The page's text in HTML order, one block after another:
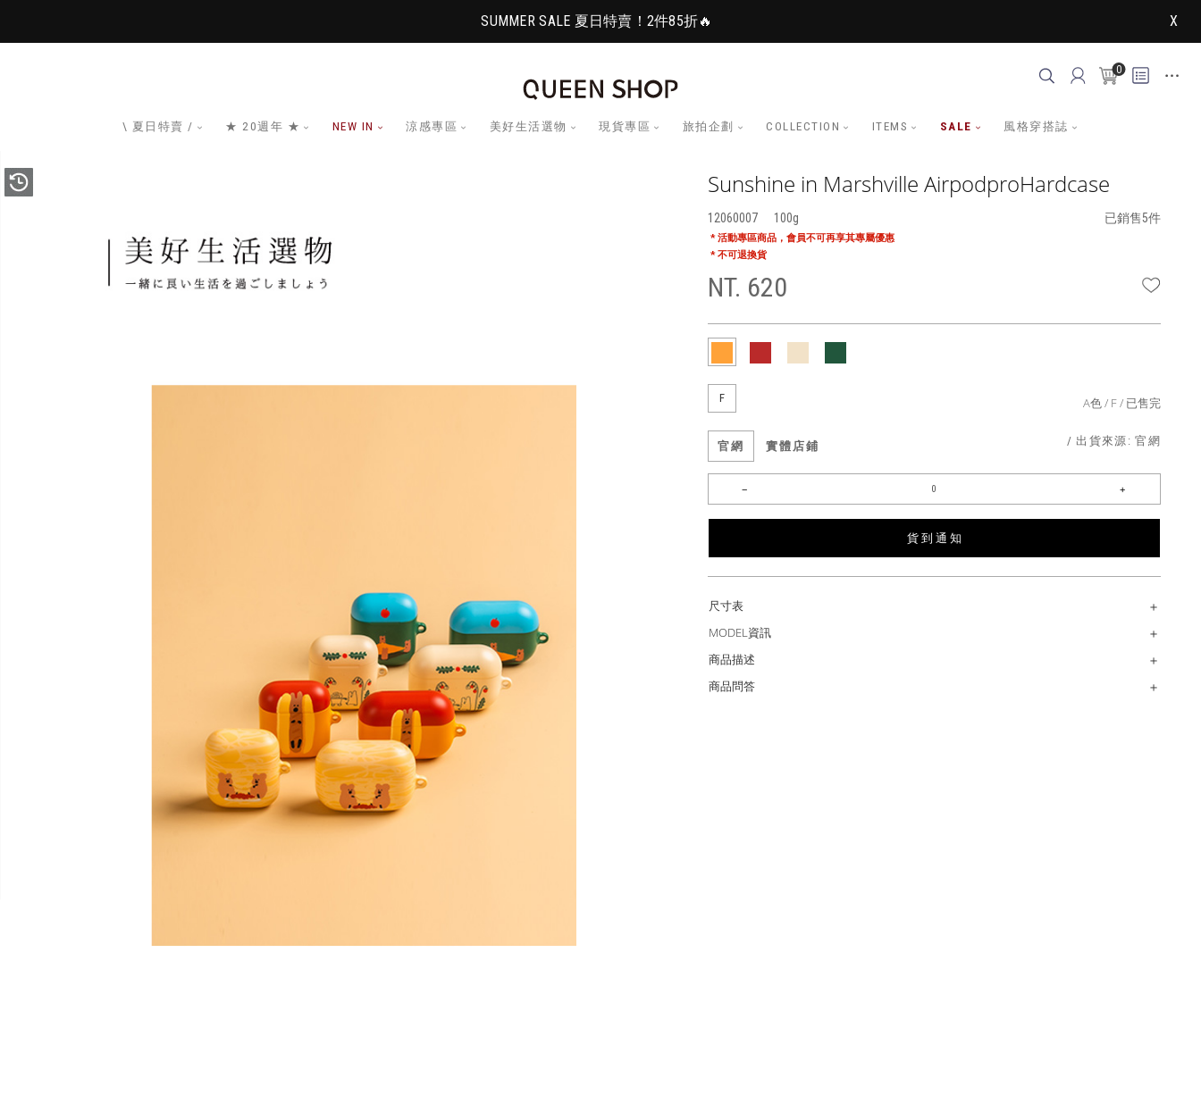
SUMMER SALE 夏日特賣！2件85折🔥 X
0
\ 夏日特賣 / ★ 20週年 ★ NEW IN 涼感專區 美好生活選物 現貨專區 旅拍企劃 COLLECTION ITEMS SALE 風格穿搭誌
Sunshine in Marshville AirpodproHardcase
12060007 100 已銷售5件
* 活動專區商品，會員不可再享其專屬優惠
* 不可退換貨
NT. 620
F A色 F 已售完
官網 實體店鋪 / 出貨來源:官網
貨 到 通 知
尺寸表
MODEL資訊
商品描述
商品問答